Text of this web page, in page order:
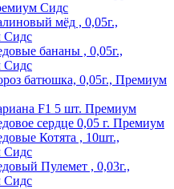
Сидс
мёд , 0,05г.,
Сидс
бананы , 0,05г.,
Сидс
батюшка, 0,05г., Премиум
F1 5 шт. Пpeмиyм
cepдцe 0,05 г. Пpeмиyм
Котята , 10шт.,
Сидс
Пулемет , 0,03г.,
Сидс